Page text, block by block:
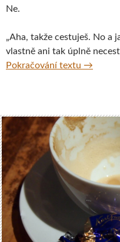
Ne.
„Aha, takže cestuješ. No a
vlastně ani tak úplně
Pokračování textu Život na
→